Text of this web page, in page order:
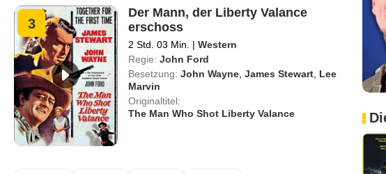
3
Der Mann, der Liberty Valance
erschoss
2 Std. 03 Min. | Western
Regie: John Ford
Besetzung: John Wayne, James Stewart, Lee
Marvin
Originaltitel:
The Man Who Shot Liberty Valance